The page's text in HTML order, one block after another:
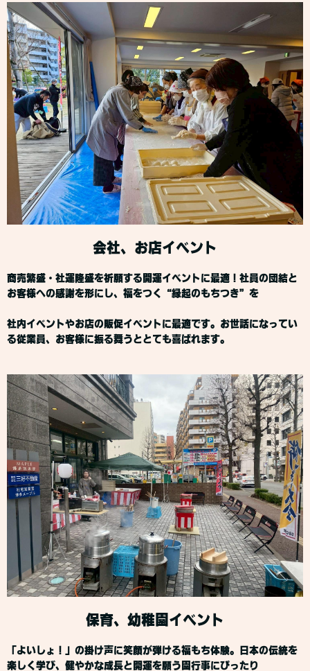
会社、お店イベント
商売繁盛・社運隆盛を祈願する開運イベントに最適！社員の団結と
お客様への感謝を形にし、福をつく“縁起のもちつき”を
社内イベントやお店の販促イベントに最適です。お世話になってい
る従業員、お客様に振る舞うととても喜ばれます。
保育、幼稚園イベント
「よいしょ！」の掛け声に笑顔が弾ける福もち体験。日本の伝統を
楽しく学び、健やかな成長と開運を願う園行事にぴったり